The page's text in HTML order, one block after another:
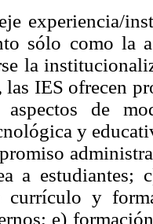
experiencia/
sólo como la
la
las IES ofrecen
de
y
a estudiantes;
currículo y
e)